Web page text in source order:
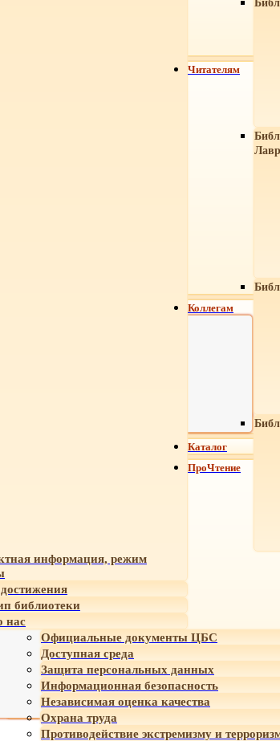
информация, режим
библиотеки
нас
Официальные документы ЦБС
Доступная среда
Защита персональных данных
Информационная безопасность
Независимая оценка качества
Охрана труда
Противодействие экстремизму и
Читателям
Коллегам
Каталог
ПроЧтение